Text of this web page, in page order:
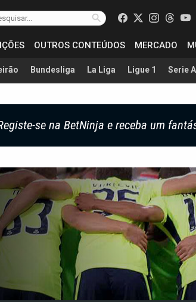
OUTROS CONTEÚDOS MERCADO
Bundesliga La Liga Ligue 1 Serie A
se na BetNinja e receba um